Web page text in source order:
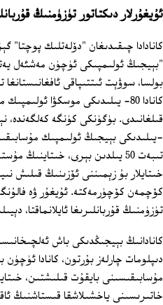
ئۇيغۇرلار دىكتاتور تۈزۈمنىڭ
كانادادا چىقىدىغان "دۆلەتلىك پوچتا"
"بېيجىڭ ئولىمپىكى ئۈچۈن مەشئەل
بولسا، سوۋېت ئىتتىپاقى ئافغانىستانغا
كانادا 80- يىلىدىكى موسكۋا
-يىلىدىكى بېيجىڭ ئولىمپىك
تىبەت 50 يىلدىن بېرى، خىتاينىڭ
خىتايلار بۇ زېمىننى ئۆزىنىڭ قىلىش
كۆچمەن كۆچۈرمەكتە. ئۇيغۇر ۋە
تۈزۈمنىڭ قۇربانلىرىغا ئايلانماقتا،
كانادانىڭ بېيجىڭدىكى باش
دىپلومات چارلەز بۇرتون، كانادا
مۇسابىقىسىنى بايقۇت قىلىشتىن،
خاتىرىسىنى ياخشىلاشقا قىستاشنىڭ